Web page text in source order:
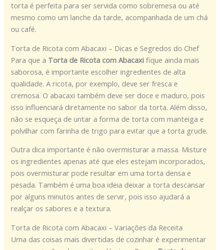
torta é perfeita para ser servida como sobremesa ou até
mesmo como um lanche da tarde, acompanhada de um chá
ou café.
Torta de Ricota com Abacaxi – Dicas e Segredos do Chef
Para que a Torta de Ricota com Abacaxi fique ainda mais
saborosa, é importante escolher ingredientes de alta
qualidade. A ricota, por exemplo, deve ser fresca e
cremosa. O abacaxi também deve ser doce e maduro, pois
isso influenciará diretamente no sabor da torta. Além disso,
não se esqueça de untar a forma de torta com manteiga e
polvilhar com farinha de trigo para evitar que a torta grude.
Outra dica importante é não overmisturar a massa. Misture
os ingredientes apenas até que eles estejam incorporados,
pois overmisturar pode resultar em uma torta densa e
pesada. Também é uma boa ideia deixar a torta descansar
por alguns minutos antes de servir, pois isso ajudará a
realçar os sabores e a textura.
Torta de Ricota com Abacaxi – Variações da Receita
Uma das coisas mais divertidas de cozinhar é experimentar